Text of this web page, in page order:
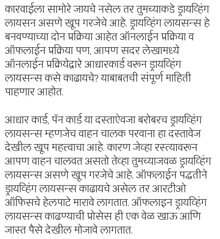
कारवाईला सामोरे जायचे नसेल तर तुमच्याकडे ड्रायव्हिंग
लायसन असणे खूप गरजेचे आहे. ड्रायव्हिंग लायसन्स हे
बनवण्याच्या दोन प्रक्रिया आहेत ऑनलाईन प्रक्रिया व
ऑफलाईन प्रक्रिया पण, आपण सदर लेखामध्ये
ऑनलाईन प्रक्रियेद्वारे आधारकार्ड वरून ड्रायव्हिंग
लायसन्स कसे काढायचे? याबाबतची संपूर्ण माहिती
पाहणार आहोत.
आधार कार्ड, पॅन कार्ड या दस्ताऐवजा बरोबरच ड्रायव्हिंग
लायसन्स म्हणजेच वाहन चालक परवाना हा दस्तावेज
देखील खूप महत्त्वाचा आहे. कारण जेव्हा रस्त्यावरून
आपण वाहन चालवत असतो तेव्हा तुमच्याजवळ ड्रायव्हिंग
लायसन्स असणे खूप गरजेचे आहे. ऑफलाईन पद्धतीने
ड्रायव्हिंग लायसन्स काढायचे असेल तर आरटीओ
ऑफिसचे हेलपाटे मारावे लागतात. ऑफलाइन ड्रायव्हिंग
लायसन्स काढण्याची प्रोसेस ही एक वेळ खाऊ आणि
जास्त पैसे देखील मोजावे लागतात.